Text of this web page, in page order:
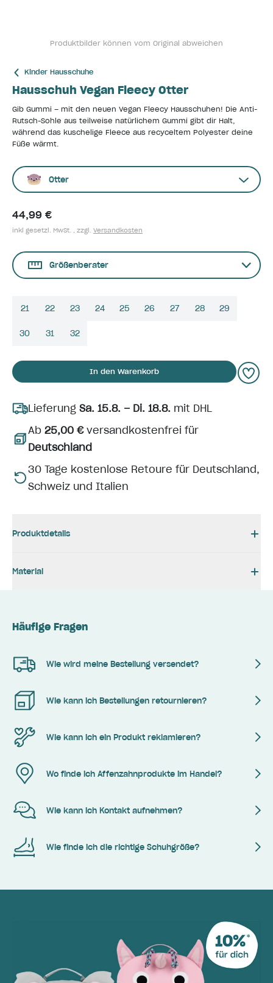
Produktbilder können vom Original abweichen
Kinder Hausschuhe
Hausschuh Vegan Fleecy Otter
Gib Gummi – mit den neuen Vegan Fleecy Hausschuhen! Die Anti-
Rutsch-Sohle aus teilweise natürlichem Gummi gibt dir Halt,
während das kuschelige Fleece aus recyceltem Polyester deine
Füße wärmt.
Otter
44,99 €
inkl gesetzl. MwSt. , zzgl. Versandkosten
Größenberater
21 22 23 24 25 26 27 28 29
30 31 32
In den Warenkorb
Lieferung Sa. 15.8. – Di. 18.8. mit DHL
Ab 25,00 €versandkostenfrei für
Deutschland
30 Tage kostenlose Retoure für Deutschland,
Schweiz und Italien
Produktdetails
Material
Häufige Fragen
Wie wird meine Bestellung versendet?
Wie kann ich Bestellungen retournieren?
Wie kann ich ein Produkt reklamieren?
Wo finde ich Affenzahnprodukte im Handel?
Wie kann ich Kontakt aufnehmen?
Wie finde ich die richtige Schuhgröße?